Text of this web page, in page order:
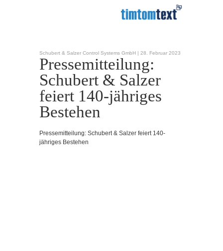
Schubert & Salzer Control Systems GmbH | 28. Februar 2023
Pressemitteilung:
Schubert & Salzer
feiert 140-jähriges
Bestehen
Pressemitteilung: Schubert & Salzer feiert 140-
jähriges Bestehen